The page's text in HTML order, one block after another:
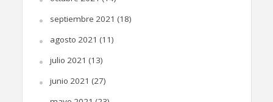
septiembre 2021 (18)
agosto 2021 (11)
julio 2021 (13)
junio 2021 (27)